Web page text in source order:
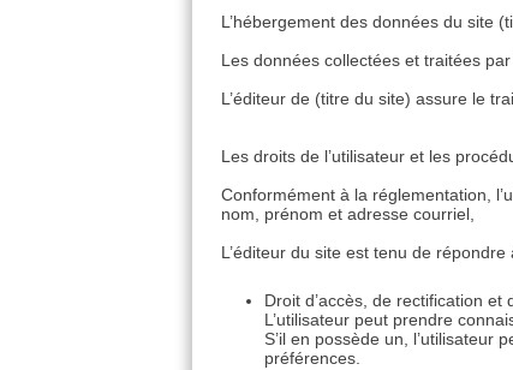
L’hébergement des données du site
Les données collectées et traitées
L’éditeur de (titre du site) assure le
Les droits de l’utilisateur et les
Conformément à la réglementation,
nom, prénom et adresse courriel,
L’éditeur du site est tenu de
Droit d’accès, de rectification et
L’utilisateur peut prendre
S’il en possède un,
préférences.